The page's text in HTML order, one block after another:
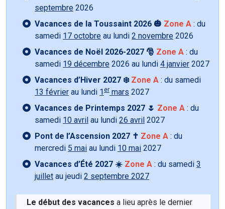
septembre 2026
Vacances de la Toussaint 2026 🎃 Zone A : du
samedi 17 octobre au lundi 2 novembre 2026
Vacances de Noël 2026-2027 🎅 Zone A : du
samedi 19 décembre 2026 au lundi 4 janvier 2027
Vacances d’Hiver 2027 ❄️ Zone A : du samedi
13 février au lundi 1 er mars 2027
Vacances de Printemps 2027 🌷 Zone A : du
samedi 10 avril au lundi 26 avril 2027
Pont de l’Ascension 2027 ✝️ Zone A : du
mercredi 5 mai au lundi 10 mai 2027
Vacances d’Été 2027 ☀️ Zone A : du samedi 3
juillet au jeudi 2 septembre 2027
Le début des vacances a lieu après le dernier